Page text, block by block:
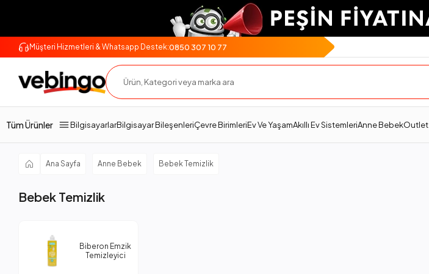
Müşteri Hizmetleri & Whatsapp Destek:0850 307 10 77
Tüm Ürünler BilgisayarlarBilgisayar BileşenleriÇevre BirimleriEv Ve YaşamAkıllı Ev SistemleriAnne BebekOutlet
Ana Sayfa Anne Bebek Bebek Temizlik
Bebek Temizlik
Biberon Emzik
Temizleyici